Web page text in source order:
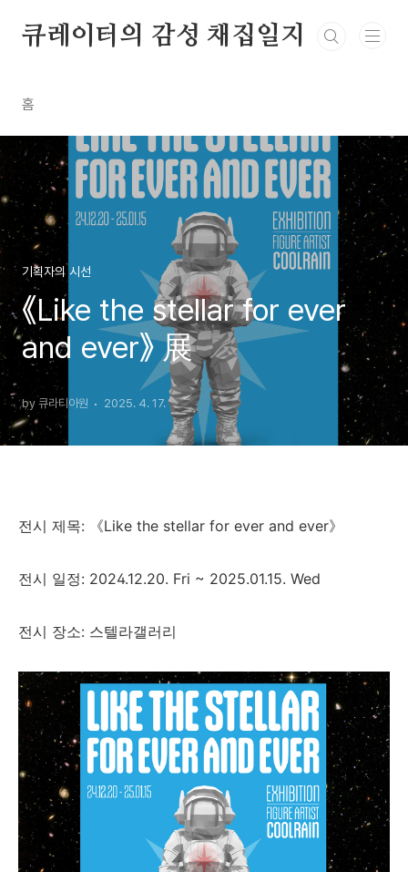
큐레이터의 감성 채집일지
홈
기획자의 시선
《Like the stellar for ever
and ever》 展
by 큐라티아원 2025. 4. 17.
전시 제목: 《Like the stellar for ever and ever》
전시 일정: 2024.12.20. Fri ~ 2025.01.15. Wed
전시 장소: 스텔라갤러리